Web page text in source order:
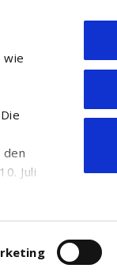
wie
Juli